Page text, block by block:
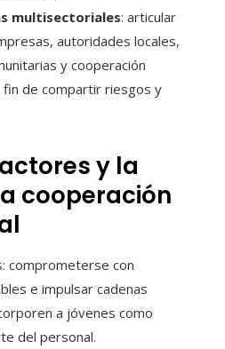
multisectoriales: articular
autoridades locales,
y cooperación
fin de compartir riesgos y
y la
cooperación
comprometerse con
e impulsar cadenas
a jóvenes como
del personal.